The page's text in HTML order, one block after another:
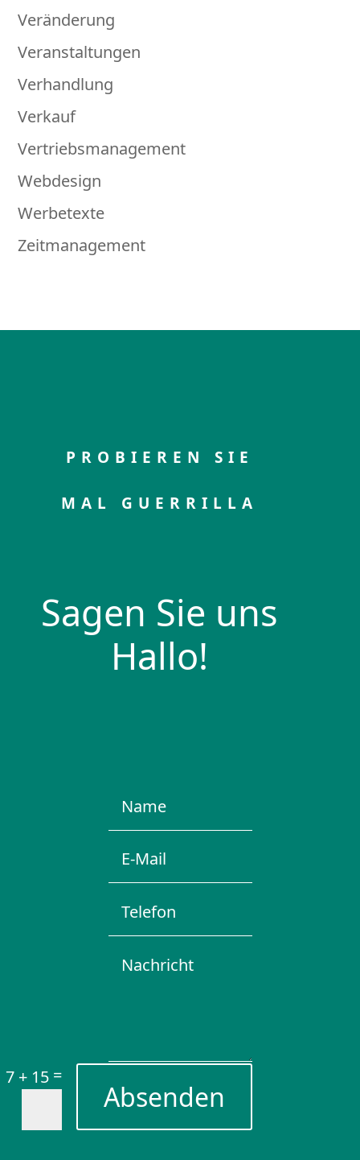
Veränderung
Veranstaltungen
Verhandlung
Verkauf
Vertriebsmanagement
Webdesign
Werbetexte
Zeitmanagement
PROBIEREN SIE
MAL GUERRILLA
Sagen Sie uns
Hallo!
7 + 15=
Absenden